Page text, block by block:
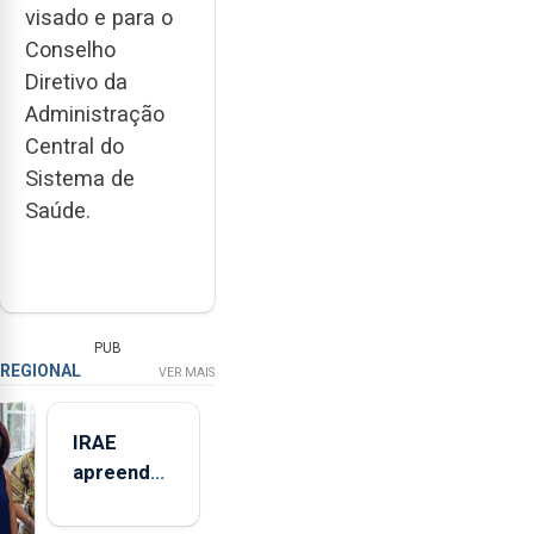
visado e para o
Conselho
Diretivo da
Administração
Central do
Sistema de
Saúde.
PUB
REGIONAL VER MAIS
IRAE
apreendeu